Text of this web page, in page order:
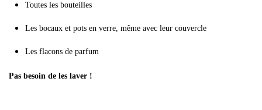
Toutes les bouteilles
Les bocaux et pots en verre, même avec leur couvercle
Les flacons de parfum
Pas besoin de les laver !